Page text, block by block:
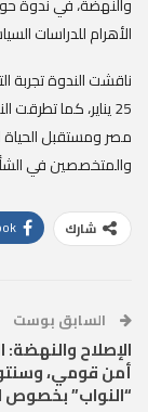
الأهرام للدراسات
ناقشت الندوة تجربة
25 يناير، كما
مصر ومستقبل الحياة
والمتخصصين في
شارك
السابق بوست
الإصلاح والنهضة:
أمن قومي،
“النواب” بخصوص